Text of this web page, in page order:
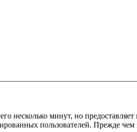
несколько минут, но
пользователей. Прежде чем